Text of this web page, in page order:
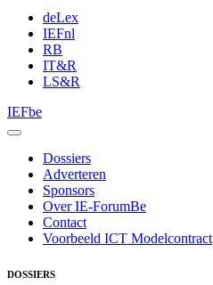
deLex
IEFnl
RB
IT&R
LS&R
IEFbe
Dossiers
Adverteren
Sponsors
Over IE-ForumBe
Contact
Voorbeeld ICT Modelcontract
DOSSIERS